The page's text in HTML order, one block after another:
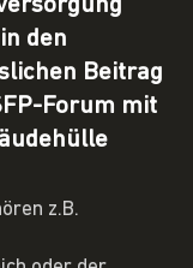
den
Beitrag
Forum mit
z.B.